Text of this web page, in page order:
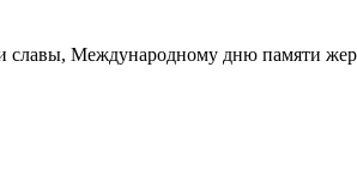
славы, Международному дню памяти